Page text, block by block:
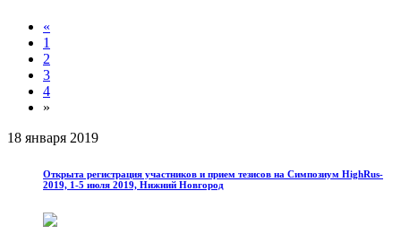
«
1
2
3
4
»
18 января 2019
Открыта регистрация участников и прием тезисов на Симпозиум HighRus-
2019, 1-5 июля 2019, Нижний Новгород